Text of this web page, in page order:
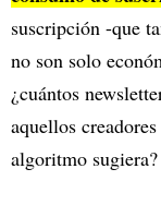
suscripción -que
no son solo
¿cuántos
aquellos
algoritmo sugiera?